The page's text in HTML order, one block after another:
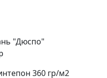
"Дюспо"
360 гр/м2